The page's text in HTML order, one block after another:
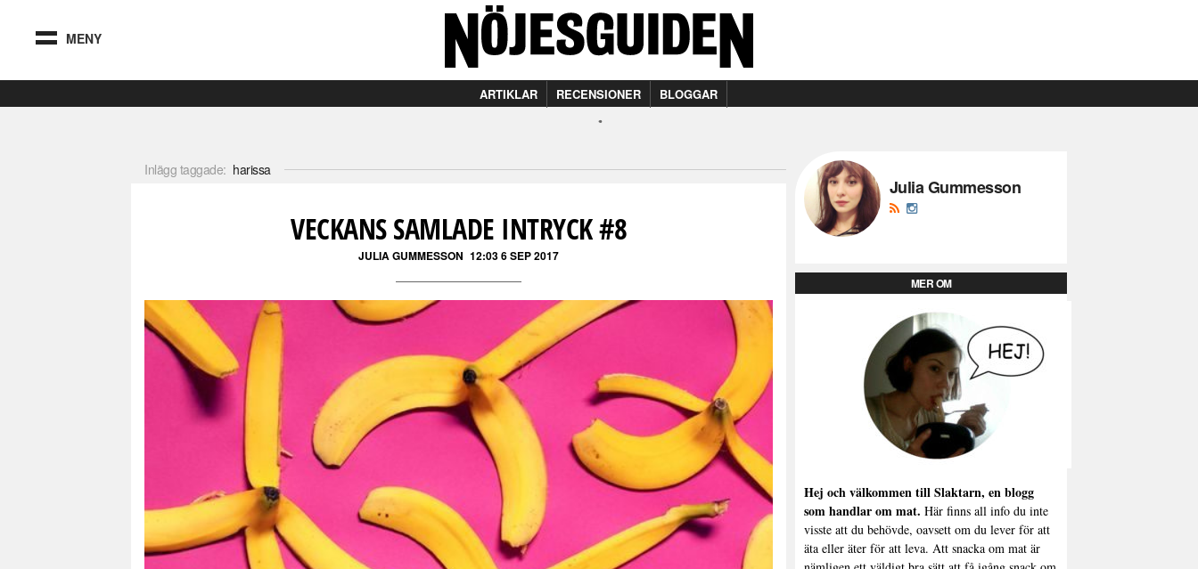
MENY
ARTIKLAR RECENSIONER BLOGGAR
Inlägg taggade: harissa
VECKANS SAMLADE INTRYCK #8
JULIA GUMMESSON 12:03 6 SEP 2017
Julia Gummesson
MER OM
Hej och välkommen till Slaktarn, en blogg
som handlar om mat. Här finns all info du inte
visste att du behövde, oavsett om du lever för att
äta eller äter för att leva. Att snacka om mat är